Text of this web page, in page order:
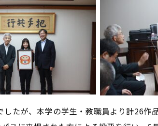
たが、本学の学生・教職員より計26作